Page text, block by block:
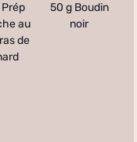
au
de
50 g Boudin
noir